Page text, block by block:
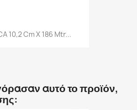
10,2 Cm X 186 Mtr...
αυτό το προϊόν,